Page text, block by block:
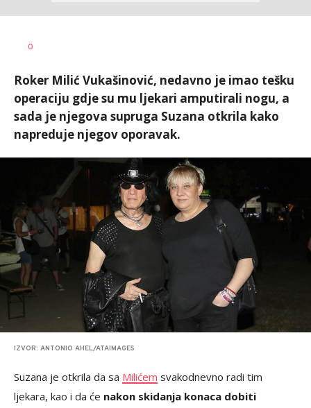
AUTOR
0
Roker Milić Vukašinović, nedavno je imao tešku
operaciju gdje su mu ljekari amputirali nogu, a
sada je njegova supruga Suzana otkrila kako
napreduje njegov oporavak.
IZVOR: ANTONIO AHEL/ATAIMAGES
Suzana je otkrila da sa Milićem svakodnevno radi tim
ljekara, kao i da će nakon skidanja konaca dobiti